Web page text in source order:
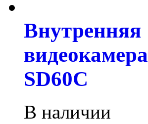
Внутренняя
видеокамера
SD60C
В наличии